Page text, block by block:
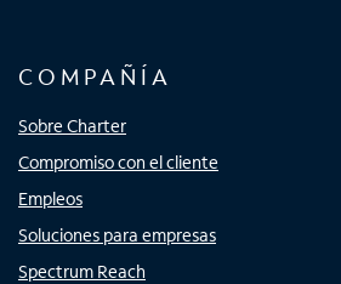
COMPAÑÍA
Sobre Charter
Compromiso con el cliente
Empleos
Soluciones para empresas
Spectrum Reach